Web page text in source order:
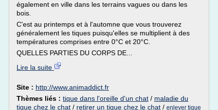
également en ville dans les terrains vagues ou dans les
bois.
C'est au printemps et à l'automne que vous trouverez
généralement les tiques puisqu'elles se multiplient à des
températures comprises entre 0°C et 20°C.
QUELLES PARTIES DU CORPS DE...
Lire la suite
Site : http://www.animaddict.fr
Thèmes liés : tique dans l'oreille d'un chat / maladie du
tique chez le chat / retirer un tique chez le chat / enlever tique